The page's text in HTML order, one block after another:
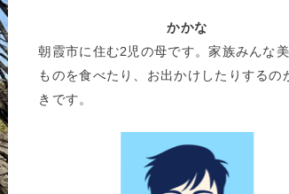
かかな
朝霞市に住む2児の母です。家族みんな
ものを食べたり、お出かけしたりするの
きです。